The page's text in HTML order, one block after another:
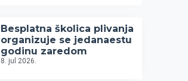
Besplatna školica plivanja
organizuje se jedanaestu
godinu zaredom
8. jul 2026.